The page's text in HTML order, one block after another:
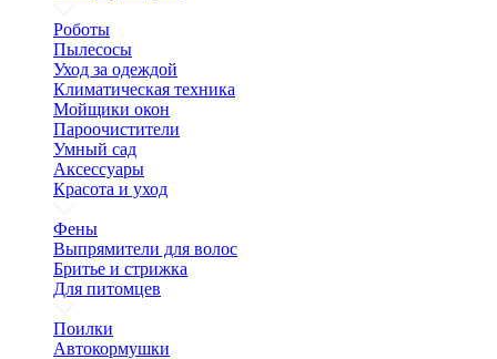
Роботы
Пылесосы
Уход за одеждой
Климатическая техника
Мойщики окон
Пароочистители
Умный сад
Аксессуары
Красота и уход
Фены
Выпрямители для волос
Бритье и стрижка
Для питомцев
Поилки
Автокормушки